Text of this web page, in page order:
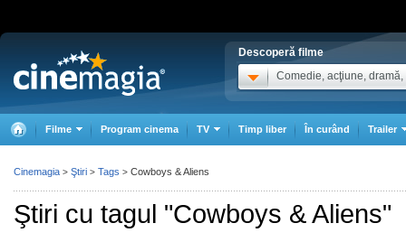
Descoperă filme
Comedie, acţiune, dramă,
Filme Program cinema TV Timp liber În curând Trailer
Ştiri cu tagul "Cowboys & Aliens"
Cinemagia > Ştiri > Tags > Cowboys & Aliens